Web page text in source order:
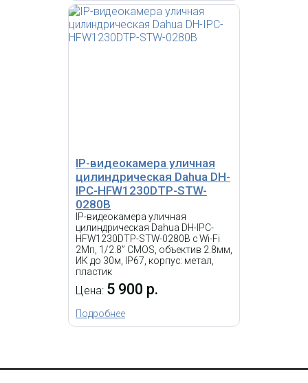
IP-видеокамера уличная
цилиндрическая Dahua DH-
IPC-HFW1230DTP-STW-
0280B
IP-видеокамера уличная
цилиндрическая Dahua DH-IPC-
HFW1230DTP-STW-0280B с Wi-Fi
2Мп, 1/2.8” CMOS, объектив 2.8мм,
ИК до 30м, IP67, корпус: метал,
пластик
Цена: 5 900 р.
Подробнее